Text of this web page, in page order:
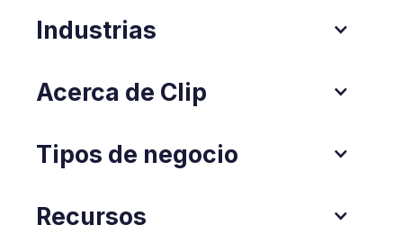
Industrias
Acerca de Clip
Tipos de negocio
Recursos